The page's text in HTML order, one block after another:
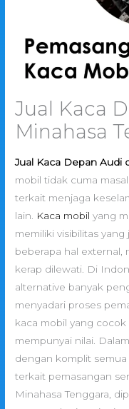
Jual Kaca
Minahasa
Jual Kaca Depan Audi
mobil tidak cuma
terkait menjaga
lain.
Kaca mobil yang
memiliki visibilitas
beberapa hal external,
kerap dilewati. Di
alternative banyak
menyadari proses
kaca mobil yang
mempunyai nilai.
dengan komplit
terkait pemasangan
Minahasa Tenggara,